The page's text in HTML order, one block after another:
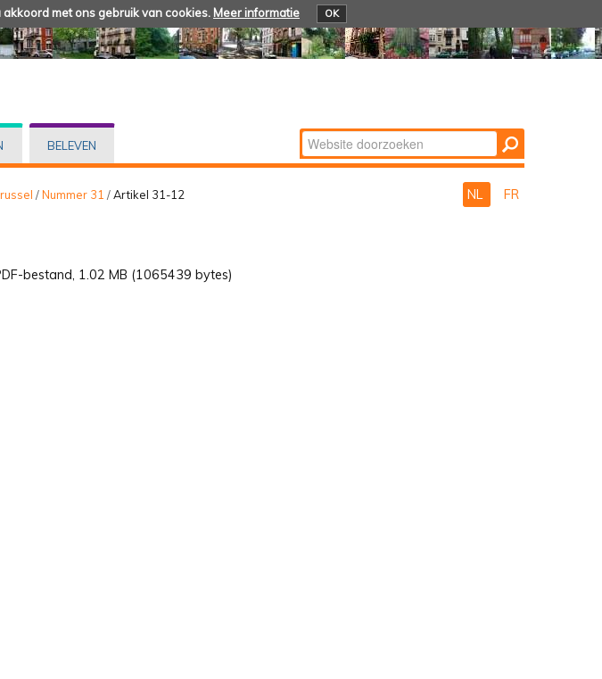
met ons gebruik van cookies. Meer informatie OK
BELEVEN Zoek
Geavanceerd
/Nummer 31 /Artikel 31-12 NL FR
bestand, 1.02 MB (1065439 bytes)